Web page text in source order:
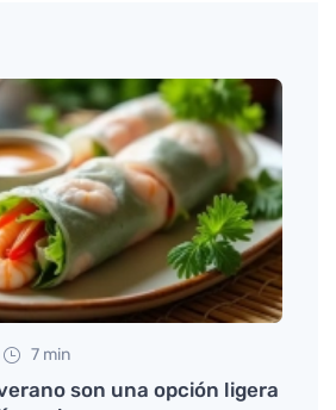
7 min
son una opción ligera